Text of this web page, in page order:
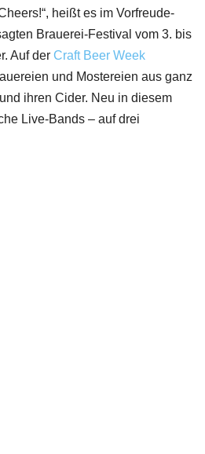
heißt es im Vorfreude-
Brauerei-Festival vom 3. bis
Auf der Craft Beer Week
und Mostereien aus ganz
ihren Cider. Neu in diesem
Live-Bands – auf drei